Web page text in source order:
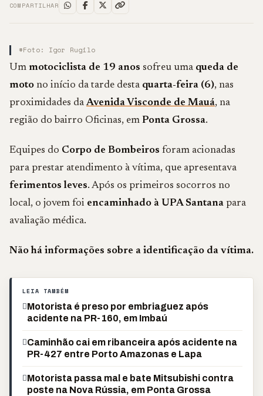
COMPARTILHAR
#Foto: Igor Rugilo
Um motociclista de 19 anos sofreu uma queda de
moto no início da tarde desta quarta-feira (6), nas
proximidades daAvenida Visconde de Mauá, na
região do bairro Oficinas, em Ponta Grossa.
Equipes do Corpo de Bombeiros foram acionadas
para prestar atendimento à vítima, que apresentava
ferimentos leves. Após os primeiros socorros no
local, o jovem foi encaminhado à UPA Santana para
avaliação médica.
Não há informações sobre a identificação da vítima.
LEIA TAMBÉM
Motorista é preso por embriaguez após
acidente na PR-160, em Imbaú
Caminhão cai em ribanceira após acidente na
PR-427 entre Porto Amazonas e Lapa
Motorista passa mal e bate Mitsubishi contra
poste na Nova Rússia, em Ponta Grossa